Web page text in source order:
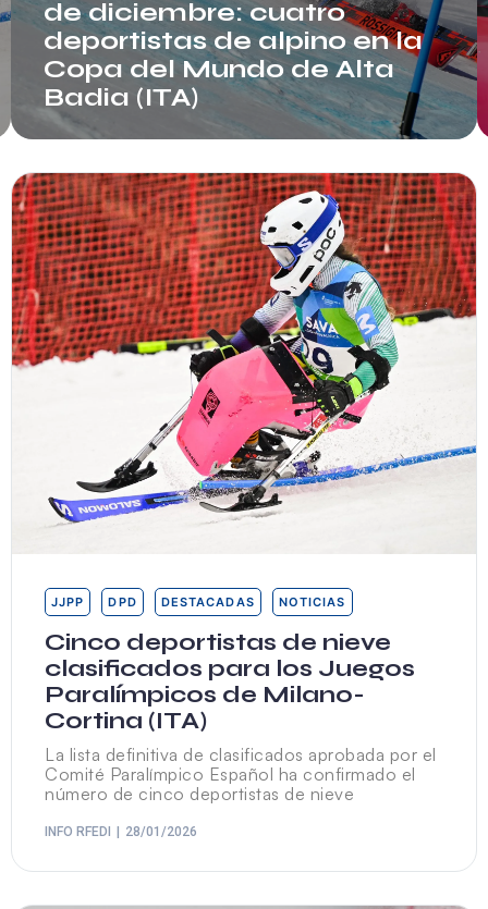
de diciembre: cuatro
deportistas de alpino en la
Copa del Mundo de Alta
Badia (ITA)
Info RFEDI
JJPP DPD DESTACADAS NOTICIAS
Cinco deportistas de nieve
clasificados para los Juegos
Paralímpicos de Milano-
Cortina (ITA)
La lista definitiva de clasificados aprobada por el
Comité Paralímpico Español ha confirmado el
número de cinco deportistas de nieve
INFO RFEDI 28/01/2026